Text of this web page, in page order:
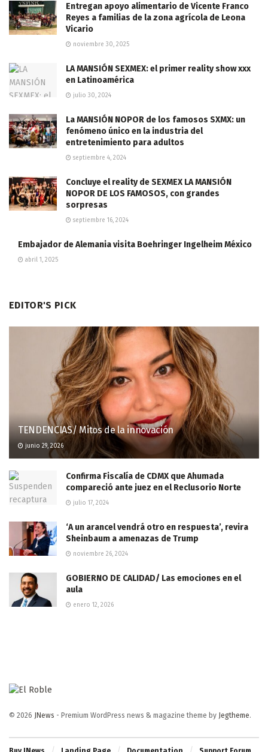
Entregan apoyo alimentario de Vicente Franco
Reyes a familias de la zona agrícola de Leona
Vicario
noviembre 30, 2025
LA MANSIÓN SEXMEX: el primer reality show xxx
en Latinoamérica
julio 30, 2024
La MANSIÓN NOPOR de los famosos SXMX: un
fenómeno único en la industria del
entretenimiento para adultos
septiembre 4, 2024
Concluye el reality de SEXMEX LA MANSIÓN
NOPOR DE LOS FAMOSOS, con grandes
sorpresas
septiembre 16, 2024
Embajador de Alemania visita Boehringer Ingelheim México
abril 1, 2025
EDITOR'S PICK
TENDENCIAS/ Mitos de la innovación
junio 29, 2026
Confirma Fiscalía de CDMX que Ahumada
compareció ante juez en el Reclusorio Norte
julio 17, 2024
‘A un arancel vendrá otro en respuesta’, revira
Sheinbaum a amenazas de Trump
noviembre 26, 2024
GOBIERNO DE CALIDAD/ Las emociones en el
aula
enero 12, 2026
© 2026 JNews - Premium WordPress news & magazine theme by Jegtheme.